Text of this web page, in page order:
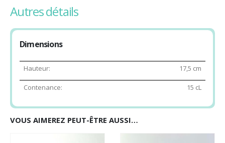
autres détails
Dimensions
Hauteur: 17,5 cm
Contenance: 15 cL
VOUS AIMEREZ PEUT-ÊTRE AUSSI…